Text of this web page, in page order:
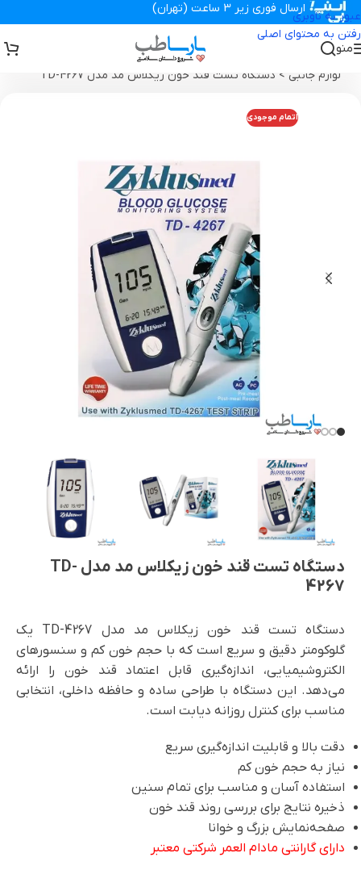
عبور به ناوبری
رفتن به محتوای اصلی
ارسال فوری زیر 3 ساعت (تهران)
منو
تجهیزات پزشکی پارساطب تجهیزات پزشکی خانگی
لوازم جانبی > دستگاه تست قند خون زیکلاس مد مدل TD-4267
اتمام موجودی
دستگاه تست قند خون زیکلاس مد مدل TD-
4267
دستگاه تست قند خون زیکلاس مد مدل TD-4267 یک
گلوکومتر دقیق و سریع است که با حجم خون کم و سنسورهای
الکتروشیمیایی، اندازه‌گیری قابل اعتماد قند خون را ارائه
می‌دهد. این دستگاه با طراحی ساده و حافظه داخلی، انتخابی
مناسب برای کنترل روزانه دیابت است.
دقت بالا و قابلیت اندازه‌گیری سریع
نیاز به حجم خون کم
استفاده آسان و مناسب برای تمام سنین
ذخیره نتایج برای بررسی روند قند خون
صفحه‌نمایش بزرگ و خوانا
دارای گارانتی مادام العمر شرکتی معتبر